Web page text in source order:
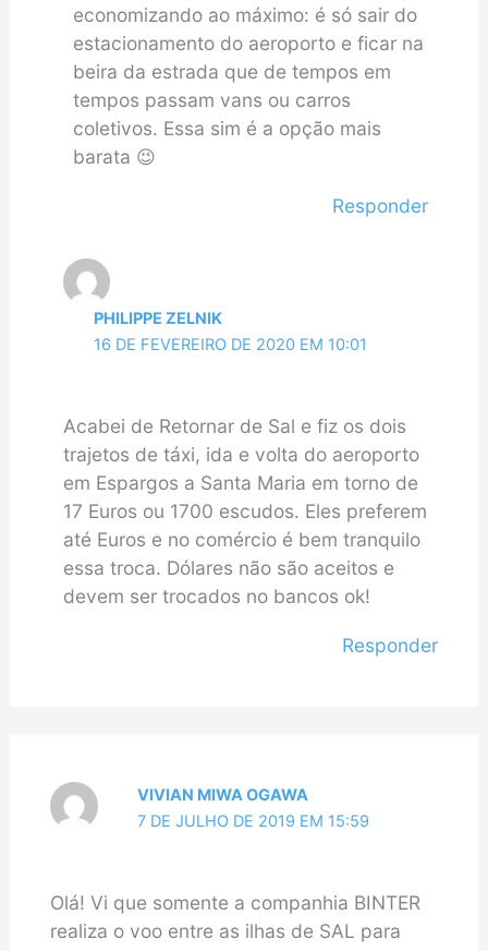
economizando ao máximo: é só sair do
estacionamento do aeroporto e ficar na
beira da estrada que de tempos em
tempos passam vans ou carros
coletivos. Essa sim é a opção mais
barata 😉
Responder
PHILIPPE ZELNIK
16 DE FEVEREIRO DE 2020 EM 10:01
Acabei de Retornar de Sal e fiz os dois
trajetos de táxi, ida e volta do aeroporto
em Espargos a Santa Maria em torno de
17 Euros ou 1700 escudos. Eles preferem
até Euros e no comércio é bem tranquilo
essa troca. Dólares não são aceitos e
devem ser trocados no bancos ok!
Responder
VIVIAN MIWA OGAWA
7 DE JULHO DE 2019 EM 15:59
Olá! Vi que somente a companhia BINTER
realiza o voo entre as ilhas de SAL para